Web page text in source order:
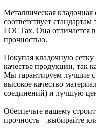
Металлическая
соответствует
ГОСТах. Она отличается
прочностью.
Покупая кладочную
качестве продукции, так
Мы гарантируем лучшие
высокое качество
соединений) и лучшую
Обеспечьте вашему
прочность – выбирайте